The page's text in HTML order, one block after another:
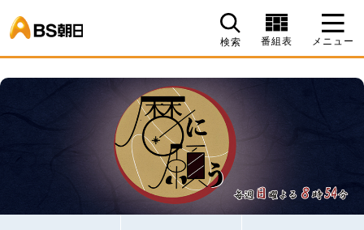
検索 番組表 メニュー